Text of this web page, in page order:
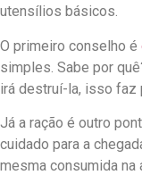
utensílios básicos.
O primeiro conselho é
simples. Sabe por
irá destruí-la, isso faz
Já a ração é outro
cuidado para a
mesma consumida na